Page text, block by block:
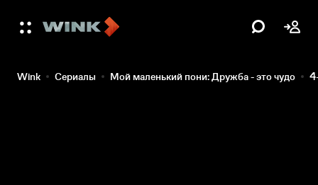
Wink Сериалы Мой маленький пони: Дружба - это чудо